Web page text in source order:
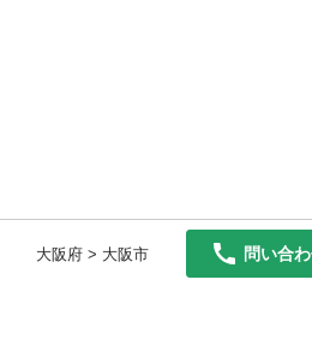
大阪府 > 大阪市 問い合